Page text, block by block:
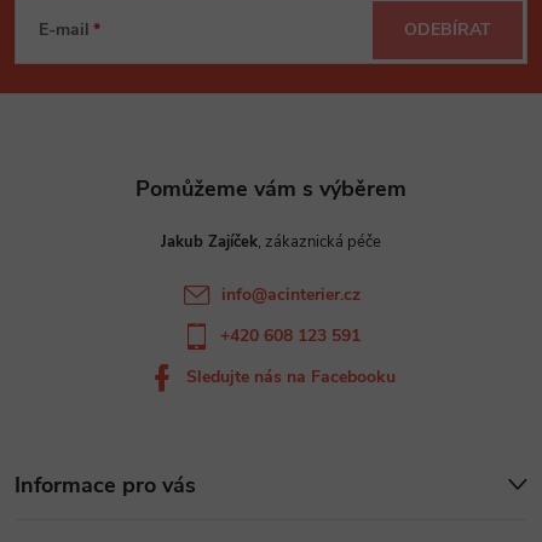
p
E-mail ODEBÍRAT
Informace pro vás
Jakub Zajíček
info@acinterier.cz
+420 608 123 591
Sledujte nás na Facebooku